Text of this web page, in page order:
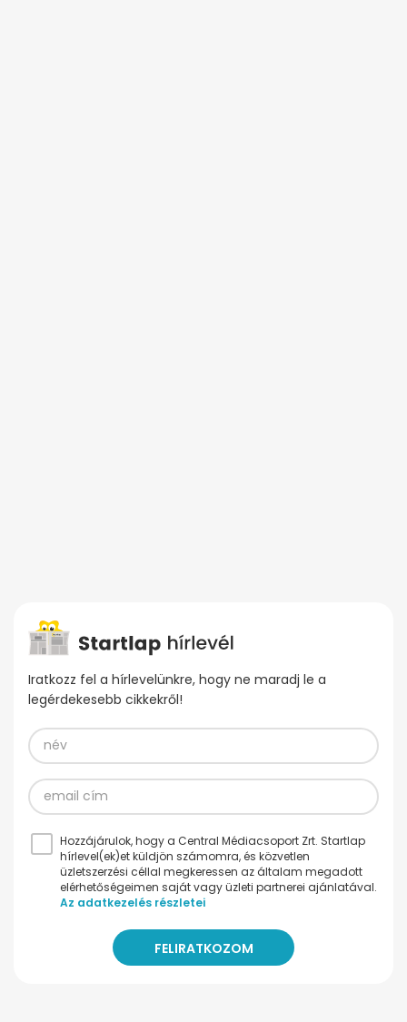
Iratkozz fel a hírlevelünkre, hogy ne maradj le a
legérdekesebb cikkekről!
Hozzájárulok, hogy a Central Médiacsoport Zrt. Startlap
hírlevel(ek)et küldjön számomra, és közvetlen
üzletszerzési céllal megkeressen az általam megadott
elérhetőségeimen saját vagy üzleti partnerei ajánlatával.
Az adatkezelés részletei